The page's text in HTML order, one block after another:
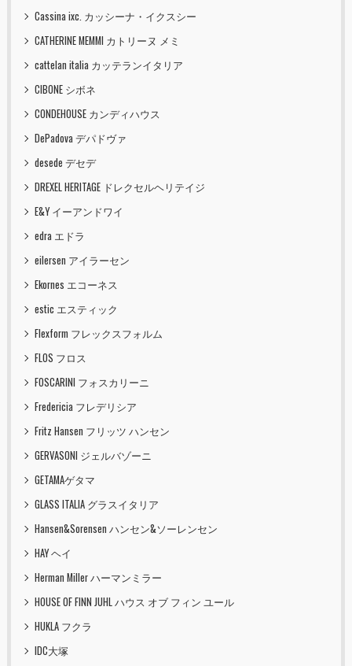
Cassina ixc. カッシーナ・イクスシー
CATHERINE MEMMI カトリーヌ メミ
cattelan italia カッテランイタリア
CIBONE シボネ
CONDEHOUSE カンディハウス
DePadova デパドヴァ
desede デセデ
DREXEL HERITAGE ドレクセルヘリテイジ
E&Y イーアンドワイ
edra エドラ
eilersen アイラーセン
Ekornes エコーネス
estic エスティック
Flexform フレックスフォルム
FLOS フロス
FOSCARINI フォスカリーニ
Fredericia フレデリシア
Fritz Hansen フリッツ ハンセン
GERVASONI ジェルバゾーニ
GETAMAゲタマ
GLASS ITALIA グラスイタリア
Hansen&Sorensen ハンセン&ソーレンセン
HAY ヘイ
Herman Miller ハーマンミラー
HOUSE OF FINN JUHL ハウス オブ フィン ユール
HUKLA フクラ
IDC大塚